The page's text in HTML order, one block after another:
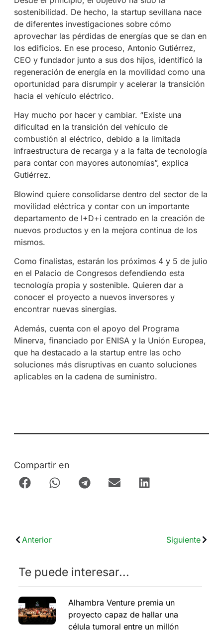
sostenibilidad. De hecho, la startup sevillana nace
de diferentes investigaciones sobre cómo
aprovechar las pérdidas de energías que se dan en
los edificios. En ese proceso, Antonio Gutiérrez,
CEO y fundador junto a sus dos hijos, identificó la
regeneración de energía en la movilidad como una
oportunidad para disrumpir y acelerar la transición
hacia el vehículo eléctrico.
Hay mucho por hacer y cambiar. “Existe una
dificultad en la transición del vehículo de
combustión al eléctrico, debido a la limitada
infraestructura de recarga y a la falta de tecnología
para contar con mayores autonomías”, explica
Gutiérrez.
Blowind quiere consolidarse dentro del sector de la
movilidad eléctrica y contar con un importante
departamento de I+D+i centrado en la creación de
nuevos productos y en la mejora continua de los
mismos.
Como finalistas, estarán los próximos 4 y 5 de julio
en el Palacio de Congresos defendiendo esta
tecnología propia y sostenible. Quieren dar a
conocer el proyecto a nuevos inversores y
encontrar nuevas sinergias.
Además, cuenta con el apoyo del Programa
Minerva, financiado por ENISA y la Unión Europea,
que ha destacado a la startup entre las ocho
soluciones más disruptivas en cuanto soluciones
aplicables en la cadena de suministro.
Compartir en
Anterior Siguiente
Te puede interesar...
Alhambra Venture premia un
proyecto capaz de hallar una
célula tumoral entre un millón